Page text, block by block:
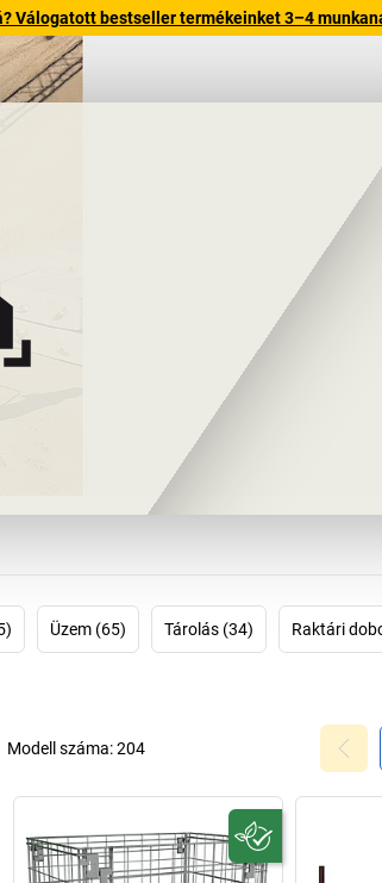
Válogatott bestseller termékeinket 3–4
Üzem (65) Tárolás (34) Raktári
Modell száma:204